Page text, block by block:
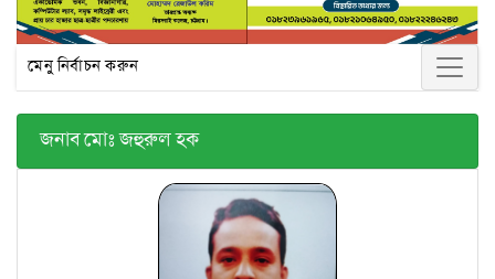
মেনু নির্বাচন করুন
জনাব মোঃ জহুরুল হক